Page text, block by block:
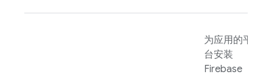
为应用的平
台安装
Firebase